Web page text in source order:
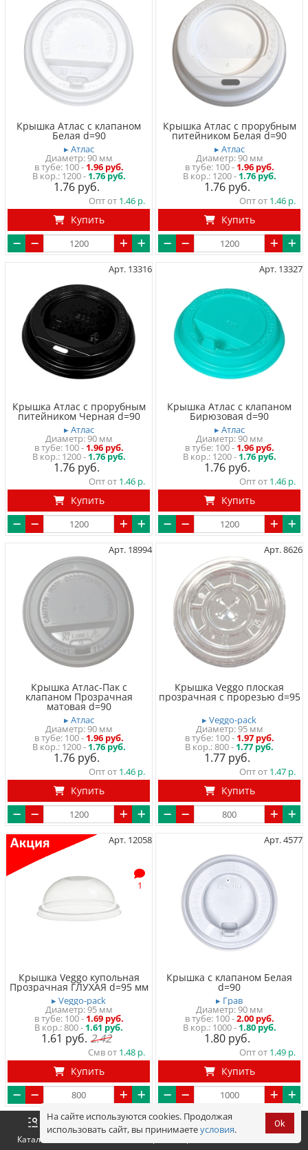
Крышка Атлас с клапаном
Белая d=90
▸ Атлас
Диаметр: 90 мм
в тубе 100- 1.96 руб.
1200 - 1.76 руб.
1.76
Опт от 1.46
Купить
Крышка Атлас с прорубным
питейником Белая d=90
▸ Атлас
Диаметр: 90 мм
в тубе 100- 1.96 руб.
1200 - 1.76 руб.
1.76
Опт от 1.46
Купить
Арт. 13316
Крышка Атлас с прорубным
питейником Черная d=90
▸ Атлас
Диаметр: 90 мм
в тубе 100- 1.96 руб.
1200 - 1.76 руб.
1.76
Опт от 1.46
Купить
Арт. 13327
Крышка Атлас с клапаном
Бирюзовая d=90
▸ Атлас
Диаметр: 90 мм
в тубе 100- 1.96 руб.
1200 - 1.76 руб.
1.76
Опт от 1.46
Купить
Арт. 18994
Крышка Атлас-Пак с
клапаном Прозрачная
матовая d=90
▸ Атлас
Диаметр: 90 мм
в тубе 100- 1.96 руб.
1200 - 1.76 руб.
1.76
Опт от 1.46
Купить
Арт. 8626
Крышка Veggo плоская
прозрачная с прорезью d=95
▸ Veggo-pack
Диаметр: 95 мм
в тубе 100- 1.97 руб.
800 - 1.77 руб.
1.77
Опт от 1.47
Купить
Арт. 12058
1
Крышка Veggo купольная
Прозрачная ГЛУХАЯ d=95 мм
▸ Veggo-pack
Диаметр: 95 мм
в тубе 100- 1.69 руб.
800 - 1.61 руб.
1.61 2.42
Смв от 1.48
Купить
Арт. 4577
Крышка с клапаном Белая
d=90
▸ Грав
Диаметр: 90 мм
в тубе 100-2.00 руб.
1000 - 1.80 руб.
1.80
Опт от 1.49
Купить
Арт. 4578 Арт. 4781
Каталог Корзина
Оформить
На сайте используются cookies. Продолжая
использовать сайт, вы принимаетеусловия. Ok